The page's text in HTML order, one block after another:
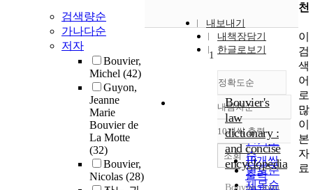
검색량순
가나다순
저자
Bouvier,
Michel (42)
Guyon,
Jeanne
Marie
Bouvier de
La Motte
(32)
Bouvier,
Nicolas (28)
내보내기
내책장담기
한글로보기
정확도순
정확도
순
인기도
순
연도순
제목순
내림차순
내림차순
10개씩 출력
10개씩
출력
조회
1
Bouvier's
law
dictionary :
and concise
encyclopedia
Bouvier, John
천
이
검
색
어
로
많
이
본
자
료